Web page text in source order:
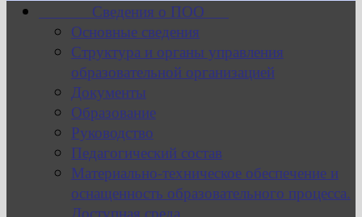
Сведения о ПОО
Основные сведения
Структура и органы управления
образовательной организацией
Документы
Образование
Руководство
Педагогический состав
Материально-техническое обеспечение и
оснащенность образовательного процесса.
Доступная среда